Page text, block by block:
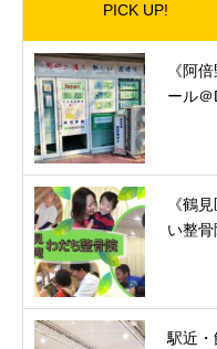
PICK UP!
《阿
ール＠
《鶴
い整骨
駅近